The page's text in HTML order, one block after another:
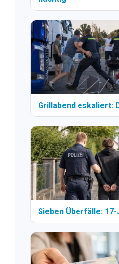
Grillabend eskaliert:
Sieben Überfälle: